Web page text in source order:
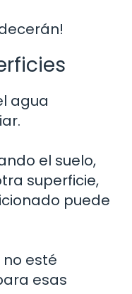
agua
el suelo,
superficie,
puede
esté
esas